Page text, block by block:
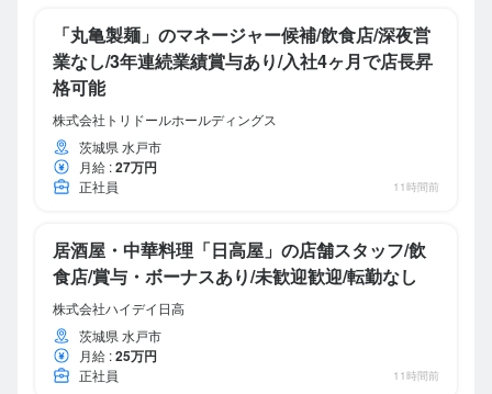
「丸亀製麺」のマネージャー候補/飲食店/深夜営
業なし/3年連続業績賞与あり/入社4ヶ月で店長昇
格可能
株式会社トリドールホールディングス
茨城県 水戸市
月給 :27万円
正社員 11時間前
居酒屋・中華料理「日高屋」の店舗スタッフ/飲
食店/賞与・ボーナスあり/未歓迎歓迎/転勤なし
株式会社ハイデイ日高
茨城県 水戸市
月給 :25万円
正社員 11時間前